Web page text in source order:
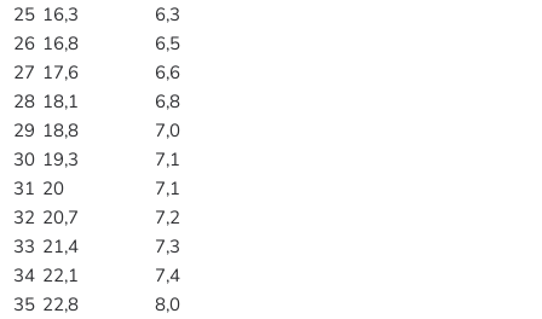
25 16,3
6,3
26 16,8
6,5
27 17,6
6,6
28 18,1
6,8
29 18,8
7,0
30 19,3
7,1
31 20
7,1
32 20,7
7,2
33 21,4
7,3
34 22,1
7,4
35 22,8
8,0